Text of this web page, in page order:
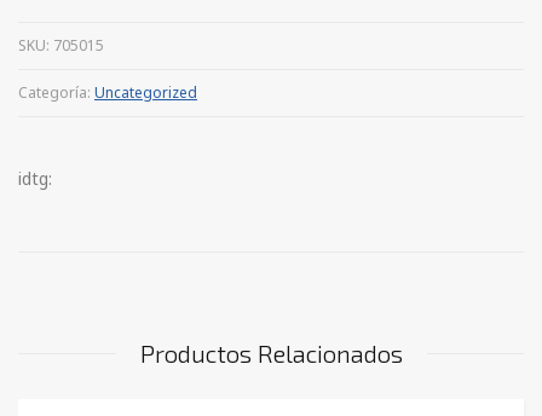
SKU: 705015
Categoría: Uncategorized
idtg:
Productos Relacionados